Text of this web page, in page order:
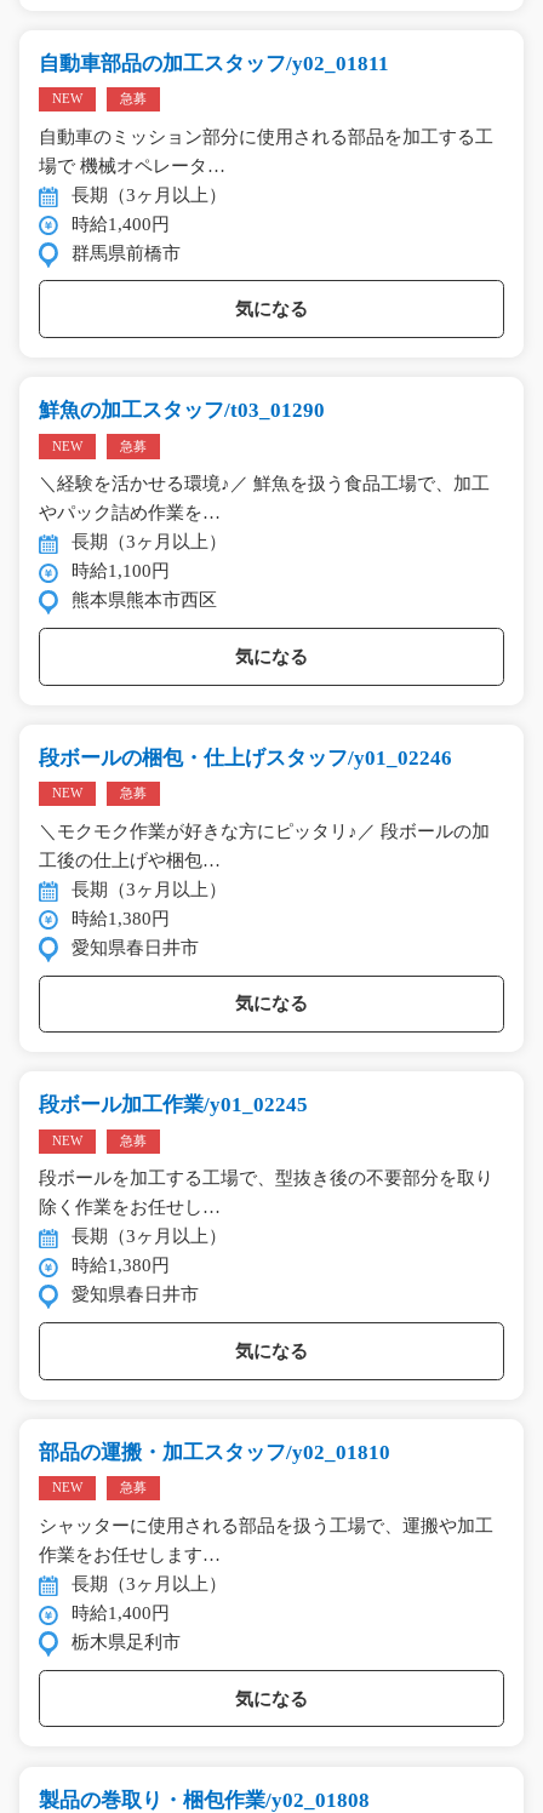
自動車部品の加工スタッフ/y02_01811
NEW 急募
自動車のミッション部分に使用される部品を加工する工
場で 機械オペレータ…
長期（3ヶ月以上）
時給1,400円
群馬県前橋市
気になる
鮮魚の加工スタッフ/t03_01290
NEW 急募
＼経験を活かせる環境♪／ 鮮魚を扱う食品工場で、加工
やパック詰め作業を…
長期（3ヶ月以上）
時給1,100円
熊本県熊本市西区
気になる
段ボールの梱包・仕上げスタッフ/y01_02246
NEW 急募
＼モクモク作業が好きな方にピッタリ♪／ 段ボールの加
工後の仕上げや梱包…
長期（3ヶ月以上）
時給1,380円
愛知県春日井市
気になる
段ボール加工作業/y01_02245
NEW 急募
段ボールを加工する工場で、型抜き後の不要部分を取り
除く作業をお任せし…
長期（3ヶ月以上）
時給1,380円
愛知県春日井市
気になる
部品の運搬・加工スタッフ/y02_01810
NEW 急募
シャッターに使用される部品を扱う工場で、運搬や加工
作業をお任せします…
長期（3ヶ月以上）
時給1,400円
栃木県足利市
気になる
製品の巻取り・梱包作業/y02_01808